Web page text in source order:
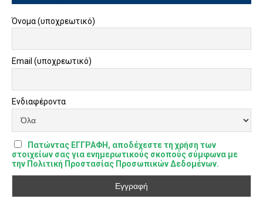
Όνομα (υποχρεωτικό)
Email (υποχρεωτικό)
Ενδιαφέροντα
Πατώντας ΕΓΓΡΑΦΗ, αποδέχεστε τη χρήση των
στοιχείων σας για ενημερωτικούς σκοπούς σύμφωνα με
την Πολιτική Προστασίας Προσωπικών Δεδομένων.